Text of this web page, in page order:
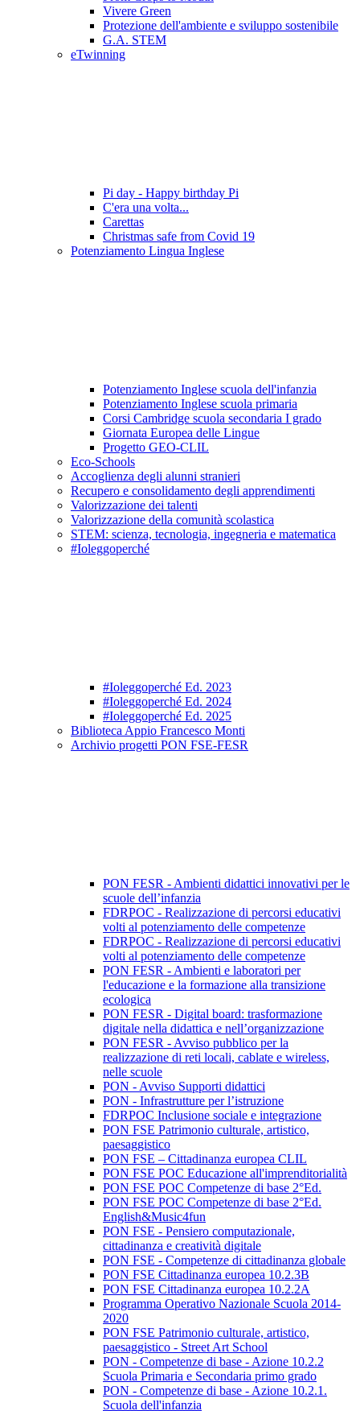
Vivere Green
Protezione dell'ambiente e sviluppo sostenibile
G.A. STEM
eTwinning
Pi day - Happy birthday Pi
C'era una volta...
Carettas
Christmas safe from Covid 19
Potenziamento Lingua Inglese
Potenziamento Inglese scuola dell'infanzia
Potenziamento Inglese scuola primaria
Corsi Cambridge scuola secondaria I grado
Giornata Europea delle Lingue
Progetto GEO-CLIL
Eco-Schools
Accoglienza degli alunni stranieri
Recupero e consolidamento degli apprendimenti
Valorizzazione dei talenti
Valorizzazione della comunità scolastica
STEM: scienza, tecnologia, ingegneria e matematica
#Ioleggoperché
#Ioleggoperché Ed. 2023
#Ioleggoperché Ed. 2024
#Ioleggoperché Ed. 2025
Biblioteca Appio Francesco Monti
Archivio progetti PON FSE-FESR
PON FESR - Ambienti didattici innovativi per le
scuole dell’infanzia
FDRPOC - Realizzazione di percorsi educativi
volti al potenziamento delle competenze
FDRPOC - Realizzazione di percorsi educativi
volti al potenziamento delle competenze
PON FESR - Ambienti e laboratori per
l'educazione e la formazione alla transizione
ecologica
PON FESR - Digital board: trasformazione
digitale nella didattica e nell’organizzazione
PON FESR - Avviso pubblico per la
realizzazione di reti locali, cablate e wireless,
nelle scuole
PON - Avviso Supporti didattici
PON - Infrastrutture per l’istruzione
FDRPOC Inclusione sociale e integrazione
PON FSE Patrimonio culturale, artistico,
paesaggistico
PON FSE – Cittadinanza europea CLIL
PON FSE POC Educazione all'imprenditorialità
PON FSE POC Competenze di base 2°Ed.
PON FSE POC Competenze di base 2°Ed.
English&Music4fun
PON FSE - Pensiero computazionale,
cittadinanza e creatività digitale
PON FSE - Competenze di cittadinanza globale
PON FSE Cittadinanza europea 10.2.3B
PON FSE Cittadinanza europea 10.2.2A
Programma Operativo Nazionale Scuola 2014-
2020
PON FSE Patrimonio culturale, artistico,
paesaggistico - Street Art School
PON - Competenze di base - Azione 10.2.2
Scuola Primaria e Secondaria primo grado
PON - Competenze di base - Azione 10.2.1.
Scuola dell'infanzia